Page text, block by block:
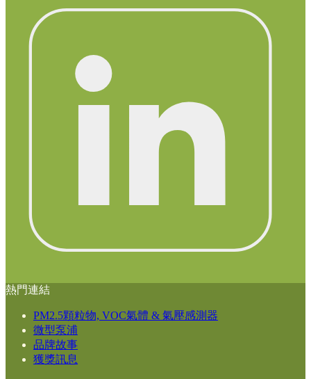
熱門連結
PM2.5顆粒物, VOC氣體 & 氣壓感測器
微型泵浦
品牌故事
獲獎訊息